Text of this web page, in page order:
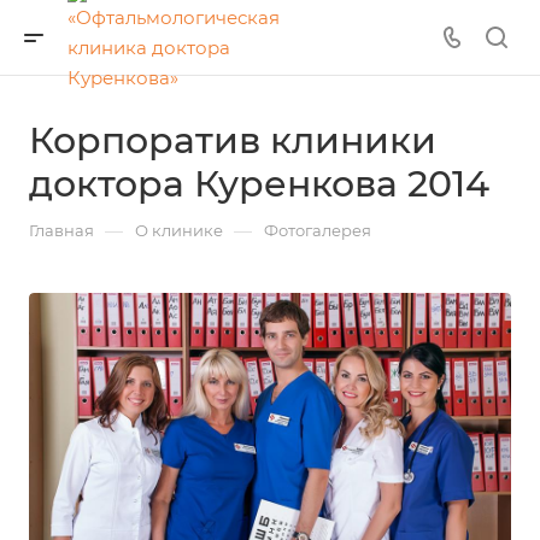
Корпоратив клиники
доктора Куренкова 2014
Главная — О клинике — Фотогалерея